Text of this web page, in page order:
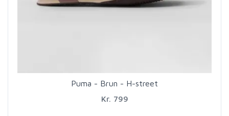
Puma - Brun - H-street
Kr. 799